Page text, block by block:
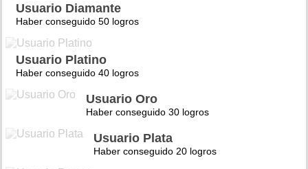
Usuario Diamante
Haber conseguido 50 logros
Usuario Platino
Haber conseguido 40 logros
Usuario Oro
Haber conseguido 30 logros
Usuario Plata
Haber conseguido 20 logros